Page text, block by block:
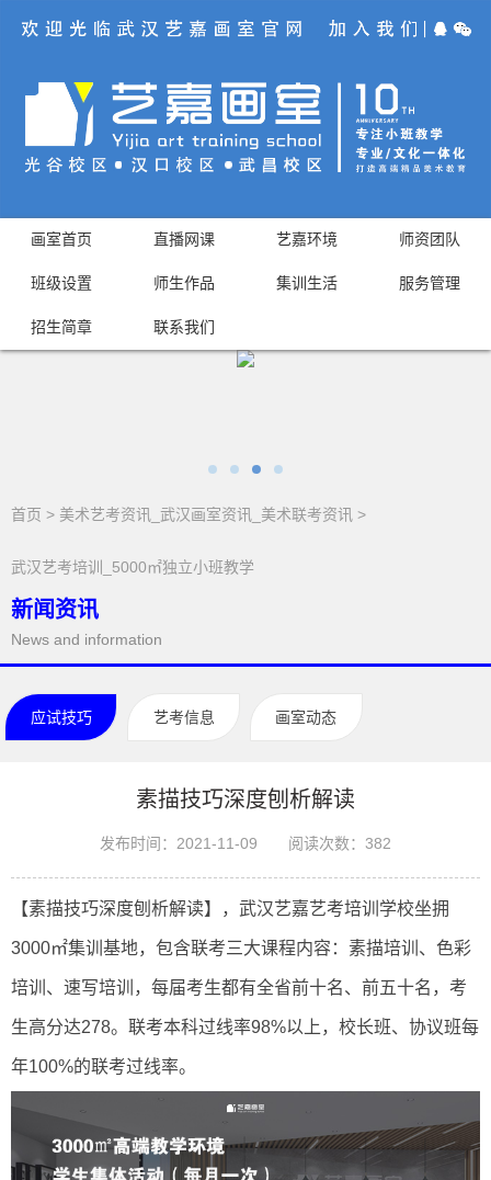
画室首页 直播网课 艺嘉环境 师资团队
班级设置 师生作品 集训生活 服务管理
招生简章 联系我们
首页 > 美术艺考资讯_武汉画室资讯_美术联考资讯 >
武汉艺考培训_5000㎡独立小班教学
新闻资讯
News and information
应试技巧 艺考信息 画室动态
素描技巧深度刨析解读
发布时间：2021-11-09 阅读次数： 382
【素描技巧深度刨析解读】，武汉艺嘉艺考培训学校坐拥
3000㎡集训基地，包含联考三大课程内容：素描培训、色彩
培训、速写培训，每届考生都有全省前十名、前五十名，考
生高分达278。联考本科过线率98%以上，校长班、协议班每
年100%的联考过线率。